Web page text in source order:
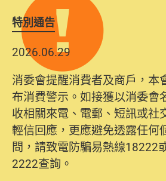
特別通告
2026.06.29
消委會提醒消費者及商戶，本
布消費警示。如接獲以消委會
收相關來電、電郵、短訊或社
輕信回應，更應避免透露任何
問，請致電防騙易熱線18222
2222查詢。